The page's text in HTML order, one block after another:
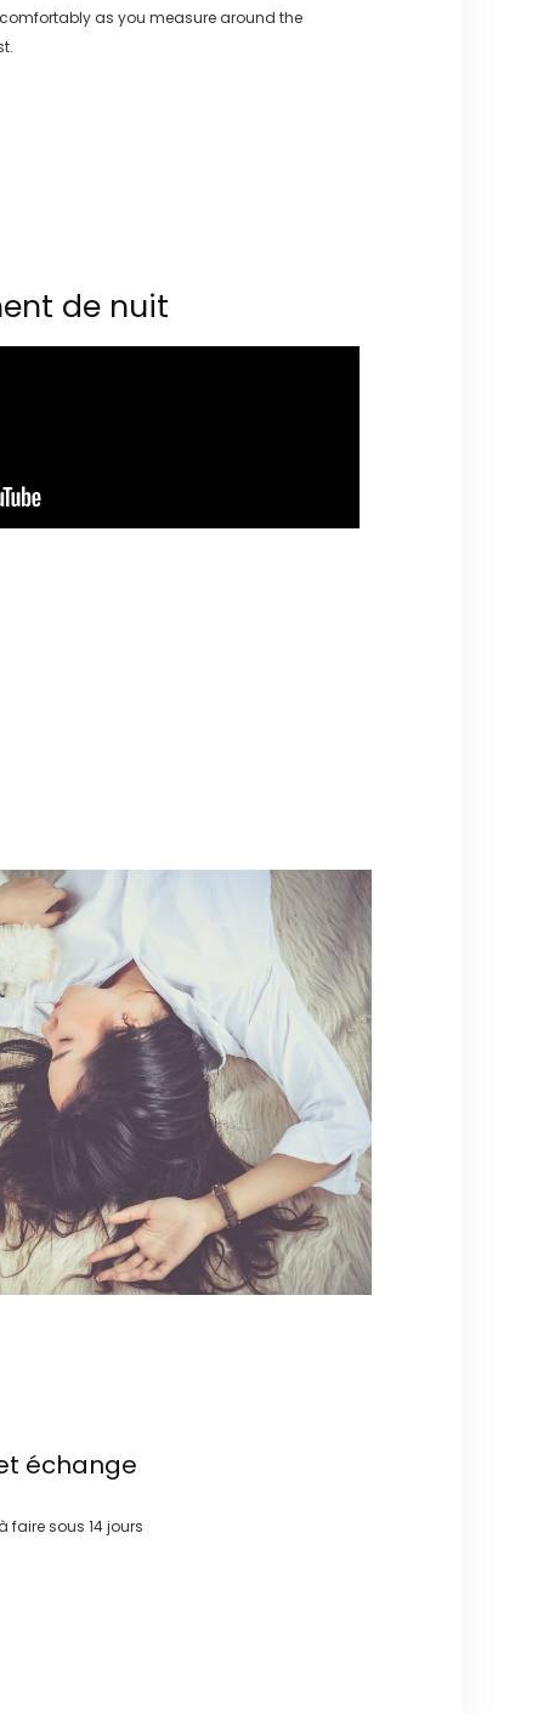
as you measure around the
de nuit
échange
faire sous 14 jours